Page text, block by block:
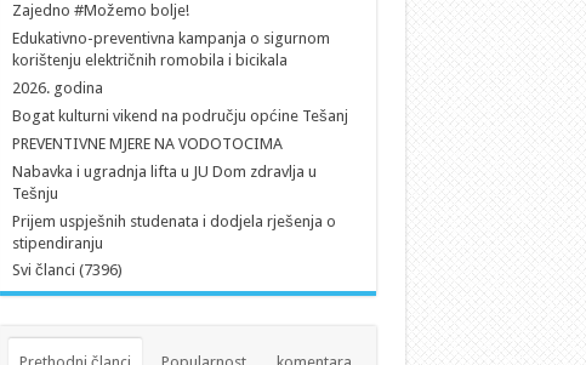
Zajedno #Možemo bolje!
Edukativno-preventivna kampanja o sigurnom
korištenju električnih romobila i bicikala
2026. godina
Bogat kulturni vikend na području općine Tešanj
PREVENTIVNE MJERE NA VODOTOCIMA
Nabavka i ugradnja lifta u JU Dom zdravlja u
Tešnju
Prijem uspješnih studenata i dodjela rješenja o
stipendiranju
Svi članci (7396)